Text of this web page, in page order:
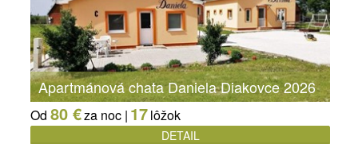
Apartmánová chata Daniela Diakovce 2026
Od 80 €za noc | 17lôžok
DETAIL